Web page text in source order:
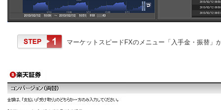
マーケットスピードFXのメニュー「入手金・振替」